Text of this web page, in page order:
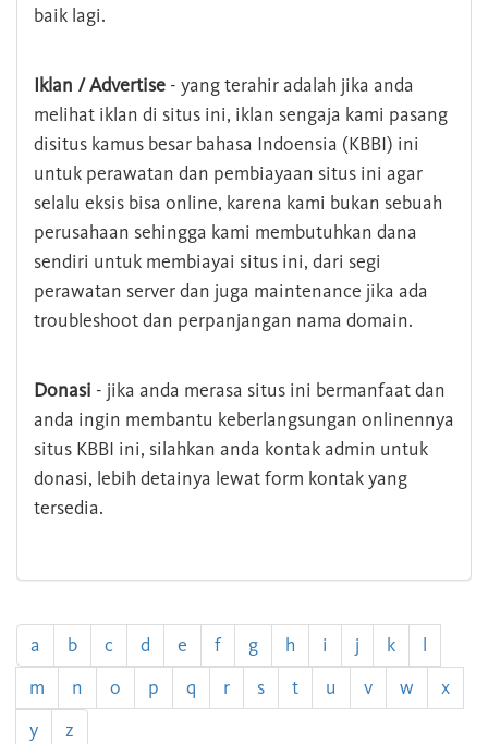
baik lagi.
Iklan / Advertise - yang terahir adalah jika anda
melihat iklan di situs ini, iklan sengaja kami pasang
disitus kamus besar bahasa Indoensia (KBBI) ini
untuk perawatan dan pembiayaan situs ini agar
selalu eksis bisa online, karena kami bukan sebuah
perusahaan sehingga kami membutuhkan dana
sendiri untuk membiayai situs ini, dari segi
perawatan server dan juga maintenance jika ada
troubleshoot dan perpanjangan nama domain.
Donasi - jika anda merasa situs ini bermanfaat dan
anda ingin membantu keberlangsungan onlinennya
situs KBBI ini, silahkan anda kontak admin untuk
donasi, lebih detainya lewat form kontak yang
tersedia.
a b c d e f g h i j k
l
m
n o p q r s t u v w
x
y
z